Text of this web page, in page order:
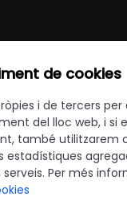
de cookies
i de tercers per
del lloc web, i si
també utilitzarem
estadístiques
Per més